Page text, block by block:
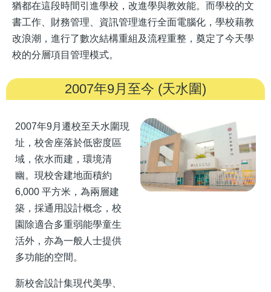
猶都在這段時間引進學校，改進學與教效能。而學校的文
書工作、財務管理、資訊管理進行全面電腦化，學校藉教
改浪潮，進行了數次結構重組及流程重整，奠定了今天學
校的分層項目管理模式。
2007年9月至今 (天水圍)
2007年9月遷校至天水圍現
址，校舍座落於低密度區
域，依水而建，環境清
幽。現校舍建地面積約
6,000 平方米，為兩層建
築，採通用設計概念，校
園除適合多重弱能學童生
活外，亦為一般人士提供
多功能的空間。
新校舍設計集現代美學、